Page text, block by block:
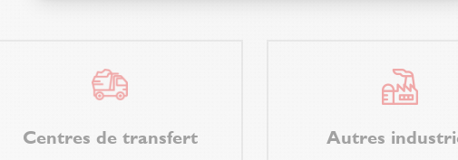
Centres de transfert Autres